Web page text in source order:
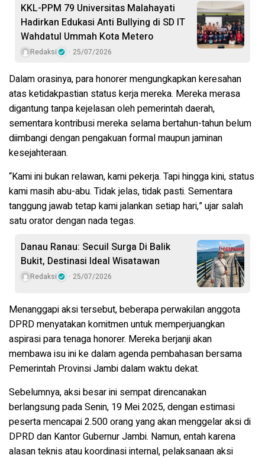
KKL-PPM 79 Universitas Malahayati
Hadirkan Edukasi Anti Bullying di SD IT
Wahdatul Ummah Kota Metero
Redaksi 25/07/2026
Dalam orasinya, para honorer mengungkapkan keresahan
atas ketidakpastian status kerja mereka. Mereka merasa
digantung tanpa kejelasan oleh pemerintah daerah,
sementara kontribusi mereka selama bertahun-tahun belum
diimbangi dengan pengakuan formal maupun jaminan
kesejahteraan.
“Kami ini bukan relawan, kami pekerja. Tapi hingga kini, status
kami masih abu-abu. Tidak jelas, tidak pasti. Sementara
tanggung jawab tetap kami jalankan setiap hari,” ujar salah
satu orator dengan nada tegas.
Danau Ranau: Secuil Surga Di Balik
Bukit, Destinasi Ideal Wisatawan
Redaksi 25/07/2026
Menanggapi aksi tersebut, beberapa perwakilan anggota
DPRD menyatakan komitmen untuk memperjuangkan
aspirasi para tenaga honorer. Mereka berjanji akan
membawa isu ini ke dalam agenda pembahasan bersama
Pemerintah Provinsi Jambi dalam waktu dekat.
Sebelumnya, aksi besar ini sempat direncanakan
berlangsung pada Senin, 19 Mei 2025, dengan estimasi
peserta mencapai 2.500 orang yang akan menggelar aksi di
DPRD dan Kantor Gubernur Jambi. Namun, entah karena
alasan teknis atau koordinasi internal, pelaksanaan aksi